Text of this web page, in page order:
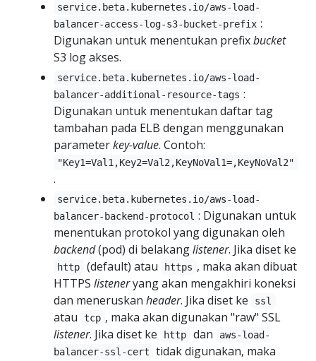
service.beta.kubernetes.io/aws-load-
balancer-access-log-s3-bucket-prefix :
Digunakan untuk menentukan prefixbucket
S3 log akses.
service.beta.kubernetes.io/aws-load-
balancer-additional-resource-tags :
Digunakan untuk menentukan daftar tag
tambahan pada ELB dengan menggunakan
parameterkey-value. Contoh:
"Key1=Val1,Key2=Val2,KeyNoVal1=,KeyNoVal2"
.
service.beta.kubernetes.io/aws-load-
balancer-backend-protocol : Digunakan untuk
menentukan protokol yang digunakan oleh
backend(pod) di belakanglistener. Jika diset ke
http (default) atau https , maka akan dibuat
HTTPS listeneryang akan mengakhiri koneksi
dan meneruskan header. Jika diset ke ssl
atau tcp , maka akan digunakan "raw" SSL
listener. Jika diset ke http dan
aws-load-
balancer-ssl-cert
tidak digunakan, maka